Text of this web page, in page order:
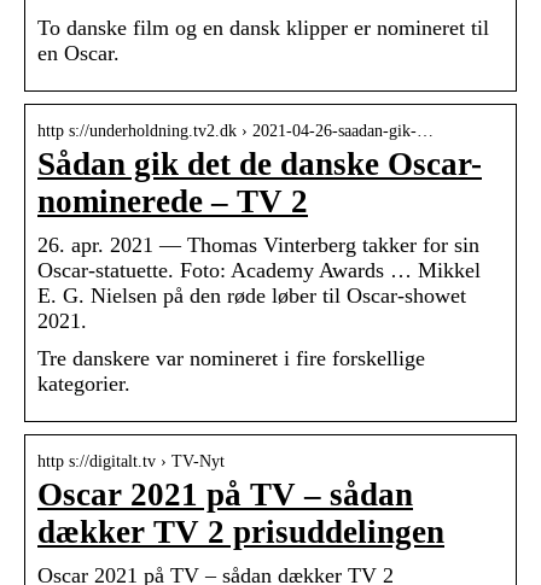
To danske film og en dansk klipper er nomineret til
en Oscar.
http s://underholdning.tv2.dk › 2021-04-26-saadan-gik-…
Sådan gik det de danske Oscar-
nominerede – TV 2
26. apr. 2021 — Thomas Vinterberg takker for sin
Oscar-statuette. Foto: Academy Awards … Mikkel
E. G. Nielsen på den røde løber til Oscar-showet
2021.
Tre danskere var nomineret i fire forskellige
kategorier.
http s://digitalt.tv › TV-Nyt
Oscar 2021 på TV – sådan
dækker TV 2 prisuddelingen
Oscar 2021 på TV – sådan dækker TV 2